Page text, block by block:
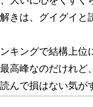
きは、グイグイと
キングで結構上位
高峰なのだけれ
んで損はない気が